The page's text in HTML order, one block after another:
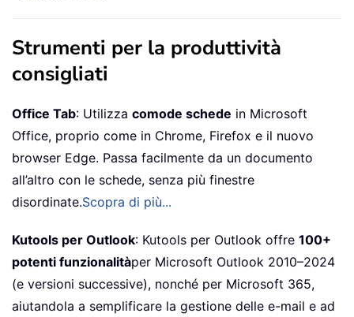
Strumenti per la produttività
consigliati
Office Tab: Utilizza comode schede in Microsoft
Office, proprio come in Chrome, Firefox e il nuovo
browser Edge. Passa facilmente da un documento
all’altro con le schede, senza più finestre
disordinate.Scopra di più...
Kutools per Outlook: Kutools per Outlook offre 100+
potenti funzionalitàper Microsoft Outlook 2010–2024
(e versioni successive), nonché per Microsoft 365,
aiutandola a semplificare la gestione delle e-mail e ad